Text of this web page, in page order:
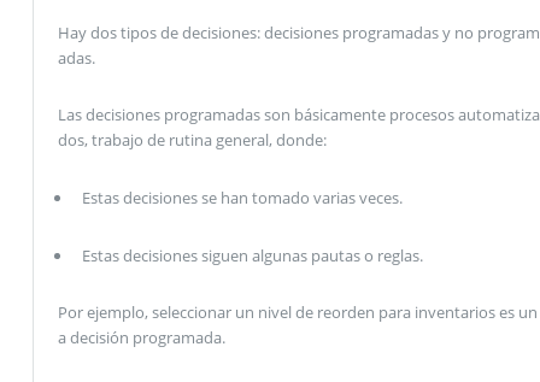
Hay dos tipos de decisiones: decisiones programadas y no program
adas.
Las decisiones programadas son básicamente procesos automatiza
dos, trabajo de rutina general, donde:
Estas decisiones se han tomado varias veces.
Estas decisiones siguen algunas pautas o reglas.
Por ejemplo, seleccionar un nivel de reorden para inventarios es un
a decisión programada.